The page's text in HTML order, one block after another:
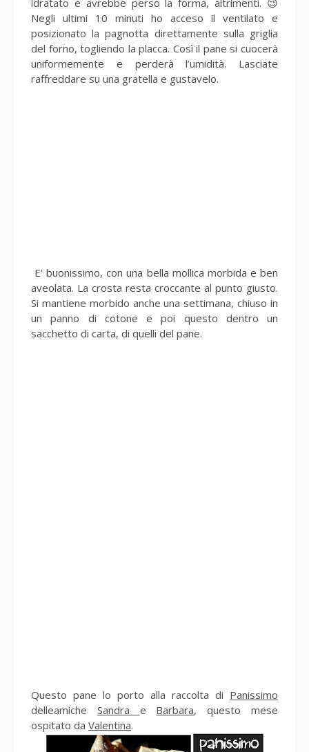
idratato e avrebbe perso la forma, altrimenti. 😉
Negli ultimi 10 minuti ho acceso il ventilato e
posizionato la pagnotta direttamente sulla griglia
del forno, togliendo la placca. Così il pane si cuocerà
uniformemente e perderà l’umidità. Lasciate
raffreddare su una gratella e gustavelo.
E’ buonissimo, con una bella mollica morbida e ben
aveolata. La crosta resta croccante al punto giusto.
Si mantiene morbido anche una settimana, chiuso in
un panno di cotone e poi questo dentro un
sacchetto di carta, di quelli del pane.
Questo pane lo porto alla raccolta di Panissimo
delleamiche Sandra e Barbara, questo mese
ospitato da Valentina.